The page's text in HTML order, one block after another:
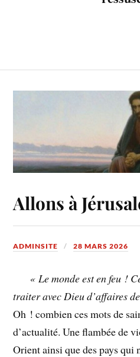
Allons à
ADMINSITE 28 MARS 2026
« Le monde est en feu !
traiter avec Dieu d’affaires
Oh ! combien ces mots de
d’actualité. Une flambée de
Orient ainsi que des pays qui